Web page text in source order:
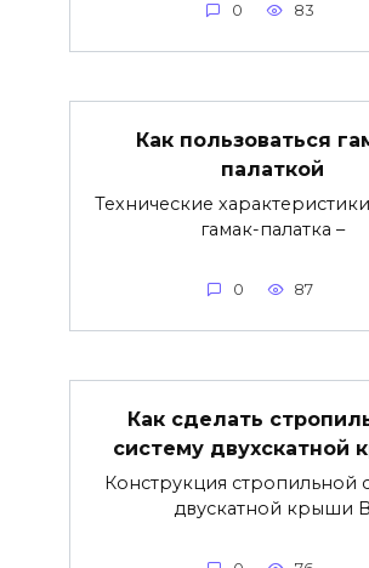
0 83
Как пользоваться
палаткой
Технические
гамак-палатка –
0 87
Как сделать
систему двухскатной
Конструкция стропильной
двускатной крыши В